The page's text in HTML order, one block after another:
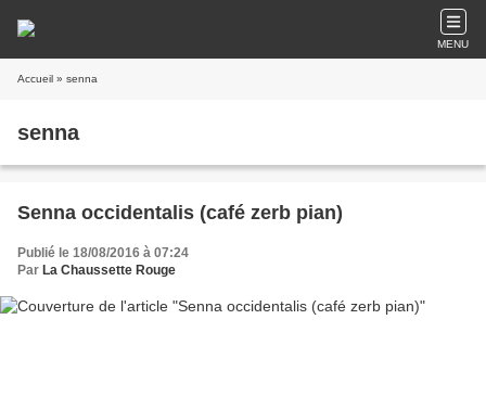
MENU
Accueil » senna
senna
Senna occidentalis (café zerb pian)
Publié le 18/08/2016 à 07:24
Par La Chaussette Rouge